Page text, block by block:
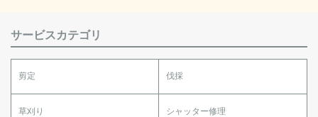
サービスカテゴリ
剪定 伐採
草刈り シャッター修理